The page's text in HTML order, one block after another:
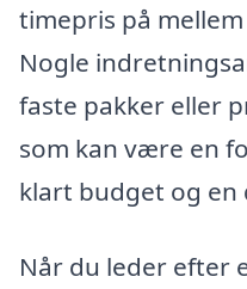
timepris på
Nogle
faste pakker eller
som kan være en
klart budget og
Når du leder efter